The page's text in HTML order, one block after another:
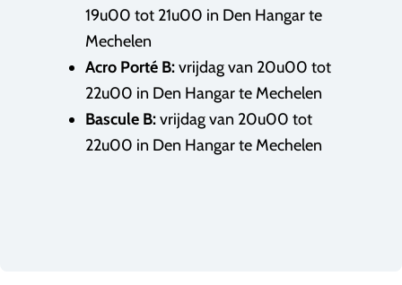
19u00 tot 21u00 in Den Hangar te
Mechelen
Acro Porté B:vrijdag van 20u00 tot
22u00 in Den Hangar te Mechelen
Bascule B:vrijdag van 20u00 tot
22u00 in Den Hangar te Mechelen